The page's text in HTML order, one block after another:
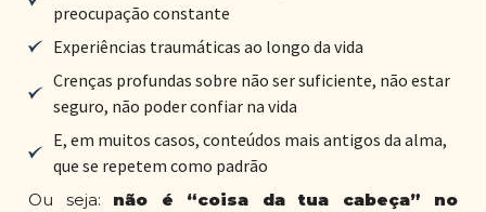
preocupação constante
Experiências traumáticas ao longo da vida
Crenças profundas sobre não ser suficiente, não estar
seguro, não poder confiar na vida
E, em muitos casos, conteúdos mais antigos da alma,
que se repetem como padrão
Ou seja: não é “coisa da tua cabeça” no